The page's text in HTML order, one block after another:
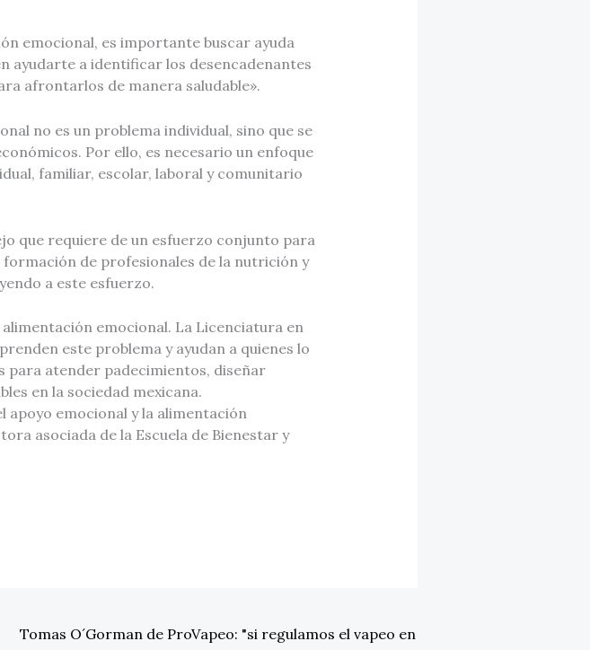
emocional, es importante buscar ayuda
ayudarte a identificar los desencadenantes
afrontarlos de manera saludable».
no es un problema individual, sino que se
Por ello, es necesario un enfoque
familiar, escolar, laboral y comunitario
que requiere de un esfuerzo conjunto para
de profesionales de la nutrición y
a este esfuerzo.
emocional. La Licenciatura en
este problema y ayudan a quienes lo
para atender padecimientos, diseñar
en la sociedad mexicana.
apoyo emocional y la alimentación
asociada de la Escuela de Bienestar y
Tomas O´Gorman de ProVapeo: "si regulamos el vapeo en